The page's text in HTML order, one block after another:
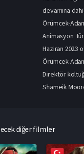
devamına
Örümcek-
Animasyon
Haziran 2023
Örümcek-
Direktör
Shameik
diğer filmler